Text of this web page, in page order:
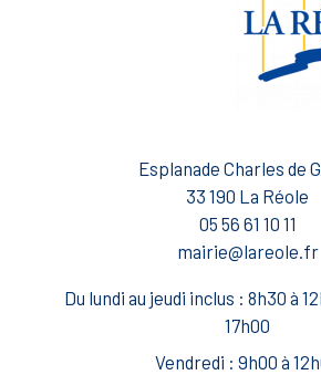
Esplanade Charles de
33 190 La Réole
05 56 61 10 11
mairie@lareole.fr
Du lundi au jeudi inclus : 8h30 à
17h00
Vendredi : 9h00 à